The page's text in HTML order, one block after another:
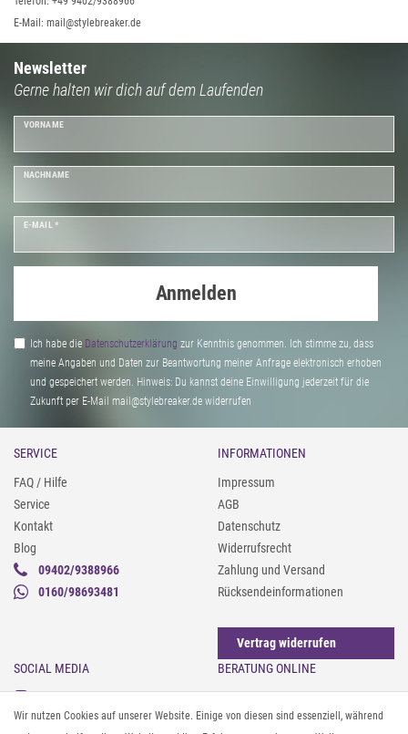
E-Mail: mail@stylebreaker.de
Newsletter
Gerne halten wir dich auf dem Laufenden
VORNAME
NACHNAME
E-MAIL *
Anmelden
Ich habe die Daten­schutz­erklärung zur Kenntnis genommen. Ich stimme zu, dass
meine Angaben und Daten zur Beantwortung meiner Anfrage elektronisch erhoben
und gespeichert werden. Hinweis: Du kannst deine Einwilligung jederzeit für die
Zukunft per E-Mail mail@stylebreaker.de widerrufen
SERVICE
FAQ / Hilfe
Service
Kontakt
Blog
09402/9388966
0160/98693481
INFORMATIONEN
Impressum
AGB
Datenschutz
Widerrufsrecht
Zahlung und Versand
Rücksendeinformationen
Vertrag widerrufen
SOCIAL MEDIA
Instagram
Facebook
BERATUNG ONLINE
Gürtel messen & kürzen
Sonnenbrillen & UV-Schutz
Wir nutzen Cookies auf unserer Website. Einige von diesen sind essenziell, während